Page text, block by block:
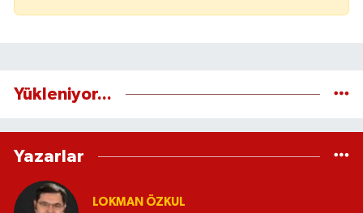
Yükleniyor...
Yazarlar
LOKMAN ÖZKUL